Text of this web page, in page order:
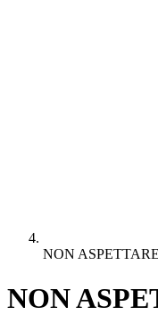
NON
NON